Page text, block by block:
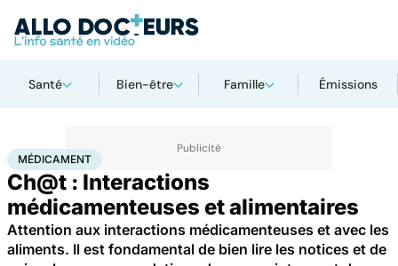
Santé Bien-être Famille Émissions
AccueilSantéMaladies Médicament
MÉDICAMENT
Ch@t : Interactions
médicamenteuses et alimentaires
Attention aux interactions médicamenteuses et avec les
aliments. Il est fondamental de bien lire les notices et de